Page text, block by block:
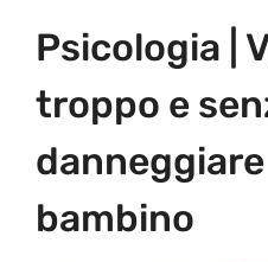
Psicologia |
troppo e
bambino